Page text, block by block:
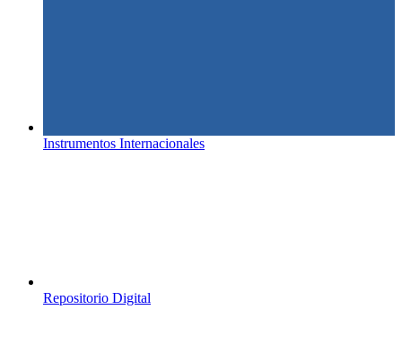
Instrumentos Internacionales
Repositorio Digital